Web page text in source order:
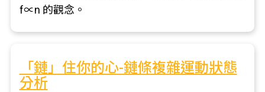
f∝n 的觀念。
「鏈」住你的心-鏈條複雜運動狀態
分析